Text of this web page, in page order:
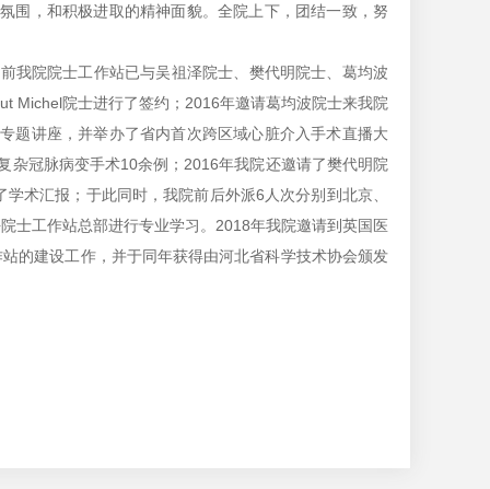
围，和积极进取的精神面貌。全院上下，团结一致，努
院院士工作站已与吴祖泽院士、樊代明院士、葛均波
Michel院士进行了签约；2016年邀请葛均波院士来我院
题讲座，并举办了省内首次跨区域心脏介入手术直播大
杂冠脉病变手术10余例；2016年我院还邀请了樊代明院
术汇报；于此同时，我院前后外派6人次分别到北京、
士工作站总部进行专业学习。2018年我院邀请到英国医
的建设工作，并于同年获得由河北省科学技术协会颁发